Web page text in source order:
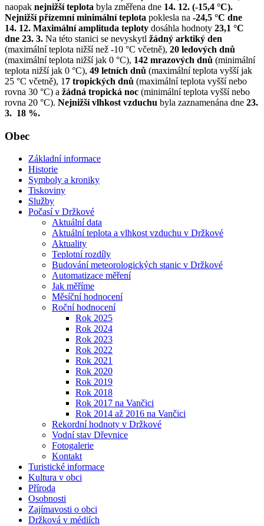
naopak nejnižší teplota byla změřena dne 14. 12. (-15,4 °C).
Nejnižší přízemní minimální teplota poklesla na -24,5 °C dne
14. 12. Maximální amplituda teploty dosáhla hodnoty 23,1 °C
dne 23. 3. Na této stanici se nevyskytl žádný arktiký den
(maximální teplota nižší než -10 °C včetně), 20 ledových dnů
(maximální teplota nižší jak 0 °C), 142 mrazových dnů (minimální
teplota nižší jak 0 °C), 49 letních dnů (maximální teplota vyšší jak
25 °C včetně), 1 7 tropických dnů (maximální teplota vyšší nebo
rovna 30 °C) a žádná tropická noc (minimální teplota vyšší nebo
rovna 20 °C). Nejnižší vlhkost vzduchu byla zaznamenána dne 23.
3. 18 %.
Obec
Základní informace
Historie
Symboly a kroniky
Tiskoviny
Služby
Počasí v Držkové
Aktuální data
Aktuální teplota a vlhkost vzduchu v Držkové
Aktuality
Teplotní rozdíly
Budování meteorologických stanic v Držkové
Automatizace měření
Jak měříme
Měsíční hodnocení
Roční hodnocení
Rok 2025
Rok 2024
Rok 2023
Rok 2022
Rok 2021
Rok 2020
Rok 2019
Rok 2018
Rok 2017 na Vančici
Rok 2014 až 2016 na Vančici
Rekordní hodnoty v Držkové
Vodní stav Dřevnice
Fotogalerie
Kontakt
Turistické informace
Kultura v obci
Příroda
Osobnosti
Zajímavosti o obci
Držková v médiích